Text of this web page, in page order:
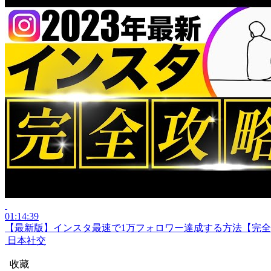
01:14:39
【最新版】インスタ最速で1万フォロワー達成する方法【完
日本社交
收藏